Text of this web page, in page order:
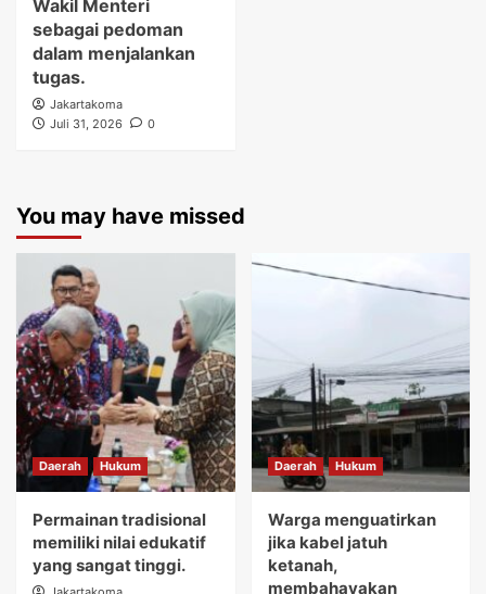
Wakil Menteri
sebagai pedoman
dalam menjalankan
tugas.
Jakartakoma
Juli 31, 2026
0
You may have missed
Daerah Hukum
Permainan tradisional
memiliki nilai edukatif
yang sangat tinggi.
Daerah Hukum
Warga menguatirkan
jika kabel jatuh
ketanah,
membahayakan